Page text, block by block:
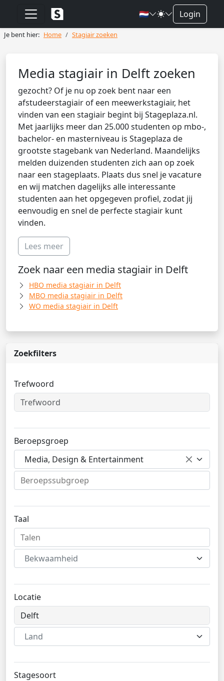
🇳🇱 Login
Je bent hier: Home Stagiair zoeken
Media stagiair in Delft zoeken
gezocht? Of je nu op zoek bent naar een
afstudeerstagiair of een meewerkstagiair, het
vinden van een stagiair begint bij Stageplaza.nl.
Met jaarlijks meer dan 25.000 studenten op mbo-,
bachelor- en masterniveau is Stageplaza de
grootste stagebank van Nederland. Maandelijks
melden duizenden studenten zich aan op zoek
naar een stageplaats. Plaats dus snel je vacature
en wij matchen dagelijks alle interessante
studenten aan het opgegeven profiel, zodat jij
eenvoudig en snel de perfecte stagiair kunt
vinden.
Lees meer
Zoek naar een media stagiair in Delft
HBO media stagiair in Delft
MBO media stagiair in Delft
WO media stagiair in Delft
Zoekfilters
Trefwoord
Beroepsgroep
Media, Design & Entertainment
Taal
Bekwaamheid
Locatie
Land
Stagesoort